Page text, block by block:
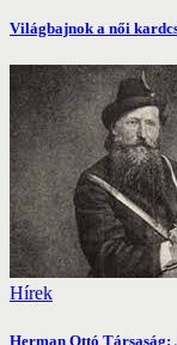
Világbajnok a női
Hírek
Herman Ottó